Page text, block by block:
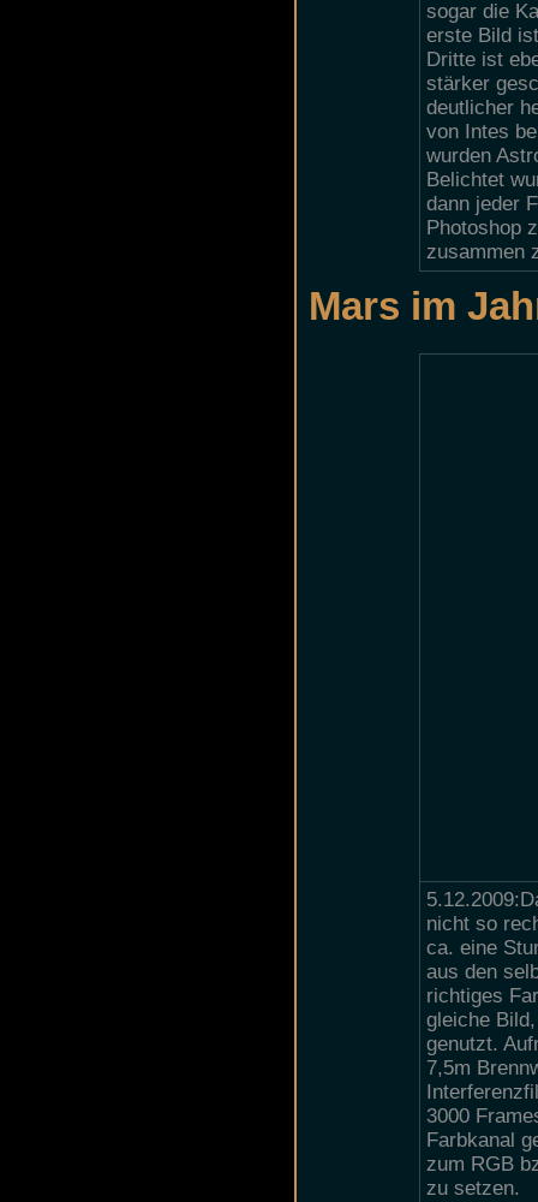
sogar die
erste Bild
Dritte ist
stärker
deutlicher
von Intes
wurden
Belichtet
dann jeder
Photoshop
zusammen
Mars im
nicht so
ca. eine
aus den
richtiges
gleiche
genutzt.
7,5m
3000
Farbkanal
zum RGB
zu setzen.